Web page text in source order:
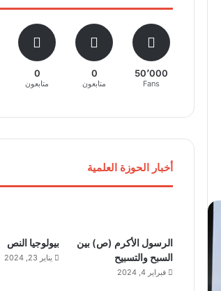
50٬000
Fans
0
متابعون
0
متابعون
أخبار الحوزة العلمية
الرسول الأكرم (ص) بين
السبح والتسبيح
فبراير 4, 2024
بيولوجيا النص
يناير 23, 2024